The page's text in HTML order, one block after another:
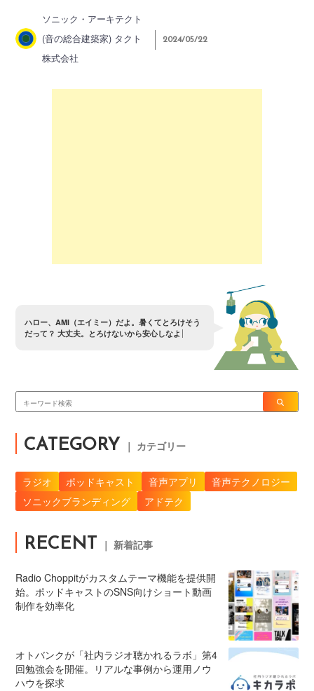
ソニック・アーキテクト
(音の総合建築家) タクト
株式会社
2024/05/22
ハロー、 AMI（エイ ミ ー） だよ 。 暑く て と ろけそう
だって ？ 大丈夫。 と ろけないから安心しなよ
CATEGORY ｜ カテゴリー
ラジオ ポッドキャスト 音声アプリ
音声テクノロジー
ソニックブランディング
アドテク
RECENT ｜ 新着記事
Radio Choppitがカスタムテーマ機能を提供開
始。ポッドキャストのSNS向けショート動画
制作を効率化
オトバンクが「社内ラジオ聴かれるラボ」第4
回勉強会を開催。リアルな事例から運用ノウ
ハウを探求